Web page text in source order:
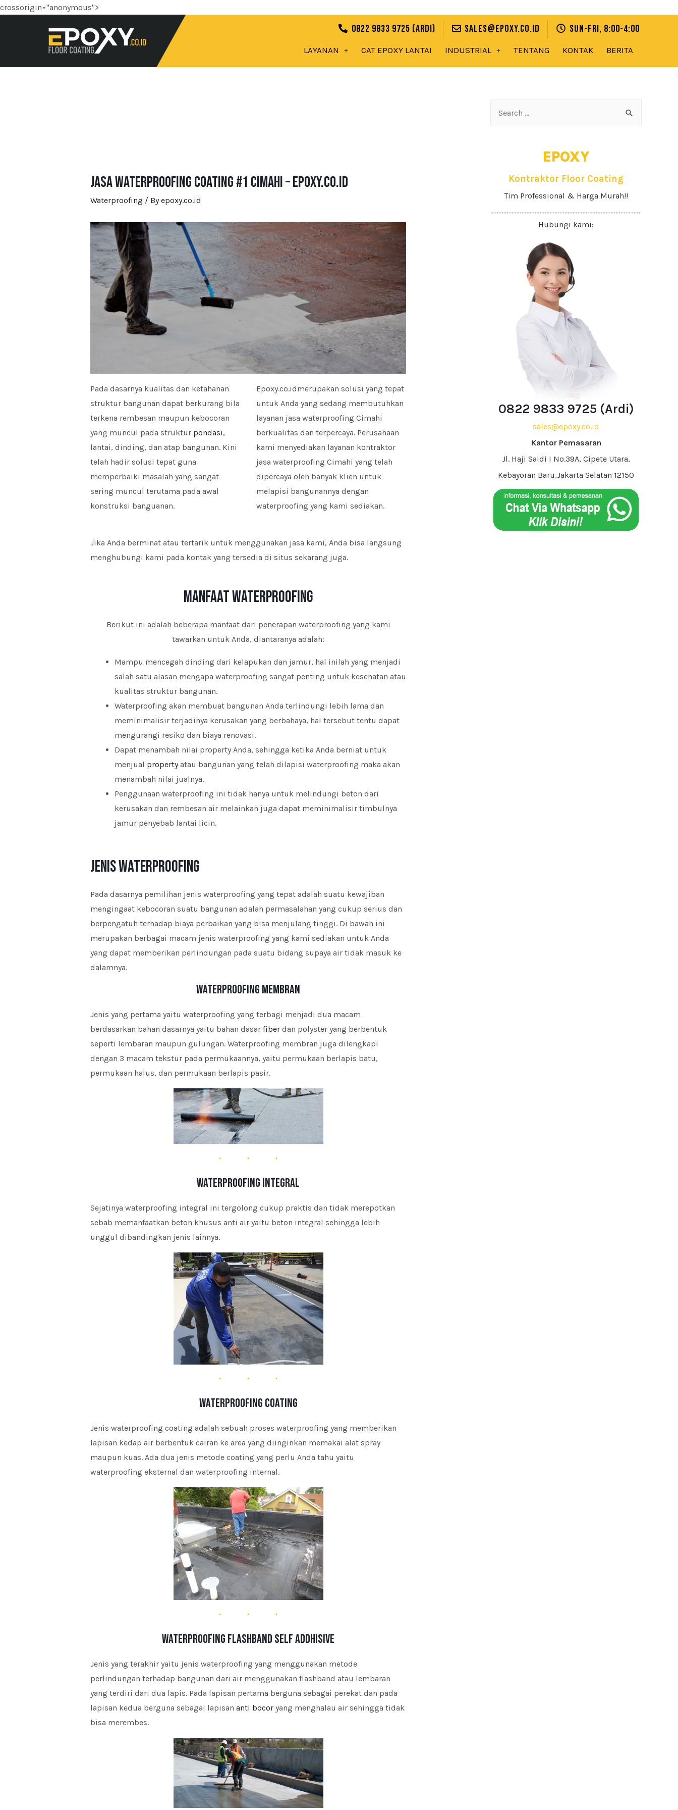
crossorigin="anonymous">
0822 9833 9725 (Ardi) sales@epoxy.co.id Sun-Fri, 8:00-4:00
LAYANAN CAT EPOXY LANTAI INDUSTRIAL TENTANG KONTAK BERITA
Jasa Waterproofing Coating #1 Cimahi – Epoxy.co.id
Waterproofing / Byepoxy.co.id
Pada dasarnya kualitas dan ketahanan
struktur bangunan dapat berkurang bila
terkena rembesan maupun kebocoran
yang muncul pada struktur pondasi,
lantai, dinding, dan atap bangunan. Kini
telah hadir solusi tepat guna
memperbaiki masalah yang sangat
sering muncul terutama pada awal
konstruksi banguanan.
Epoxy.co.idmerupakan solusi yang tepat
untuk Anda yang sedang membutuhkan
layanan jasa waterproofing Cimahi
berkualitas dan terpercaya. Perusahaan
kami menyediakan layanan kontraktor
jasa waterproofing Cimahi yang telah
dipercaya oleh banyak klien untuk
melapisi bangunannya dengan
waterproofing yang kami sediakan.
Jika Anda berminat atau tertarik untuk menggunakan jasa kami, Anda bisa langsung
menghubungi kami pada kontak yang tersedia di situs sekarang juga.
Manfaat Waterproofing
Berikut ini adalah beberapa manfaat dari penerapan waterproofing yang kami
tawarkan untuk Anda, diantaranya adalah:
Mampu mencegah dinding dari kelapukan dan jamur, hal inilah yang menjadi
salah satu alasan mengapa waterproofing sangat penting untuk kesehatan atau
kualitas struktur bangunan.
Waterproofing akan membuat bangunan Anda terlindungi lebih lama dan
meminimalisir terjadinya kerusakan yang berbahaya, hal tersebut tentu dapat
mengurangi resiko dan biaya renovasi.
Dapat menambah nilai property Anda, sehingga ketika Anda berniat untuk
menjual propertyatau bangunan yang telah dilapisi waterproofing maka akan
menambah nilai jualnya.
Penggunaan waterproofing ini tidak hanya untuk melindungi beton dari
kerusakan dan rembesan air melainkan juga dapat meminimalisir timbulnya
jamur penyebab lantai licin.
Jenis Waterproofing
Pada dasarnya pemilihan jenis waterproofing yang tepat adalah suatu kewajiban
mengingaat kebocoran suatu bangunan adalah permasalahan yang cukup serius dan
berpengatuh terhadap biaya perbaikan yang bisa menjulang tinggi. Di bawah ini
merupakan berbagai macam jenis waterproofing yang kami sediakan untuk Anda
yang dapat memberikan perlindungan pada suatu bidang supaya air tidak masuk ke
dalamnya.
Waterproofing Membran
Jenis yang pertama yaitu waterproofing yang terbagi menjadi dua macam
berdasarkan bahan dasarnya yaitu bahan dasar fiberdan polyster yang berbentuk
seperti lembaran maupun gulungan. Waterproofing membran juga dilengkapi
dengan 3 macam tekstur pada permukaannya, yaitu permukaan berlapis batu,
permukaan halus, dan permukaan berlapis pasir.
Waterproofing Integral
Sejatinya waterproofing integral ini tergolong cukup praktis dan tidak merepotkan
sebab memanfaatkan beton khusus anti air yaitu beton integral sehingga lebih
unggul dibandingkan jenis lainnya.
Waterproofing Coating
Jenis waterproofing coating adalah sebuah proses waterproofing yang memberikan
lapisan kedap air berbentuk cairan ke area yang diinginkan memakai alat spray
maupun kuas. Ada dua jenis metode coating yang perlu Anda tahu yaitu
waterproofing eksternal dan waterproofing internal.
Waterproofing Flashband Self Addhisive
Jenis yang terakhir yaitu jenis waterproofing yang menggunakan metode
perlindungan terhadap bangunan dari air menggunakan flashband atau lembaran
yang terdiri dari dua lapis. Pada lapisan pertama berguna sebagai perekat dan pada
lapisan kedua berguna sebagai lapisan anti bocoryang menghalau air sehingga tidak
bisa merembes.
EPOXY
Kontraktor Floor Coating
Tim Professional & Harga Murah!!
Hubungi kami:
0822 9833 9725 (Ardi)
sales@epoxy.co.id
Kantor Pemasaran
Jl. Haji Saidi I No.39A, Cipete Utara,
Kebayoran Baru,Jakarta Selatan 12150